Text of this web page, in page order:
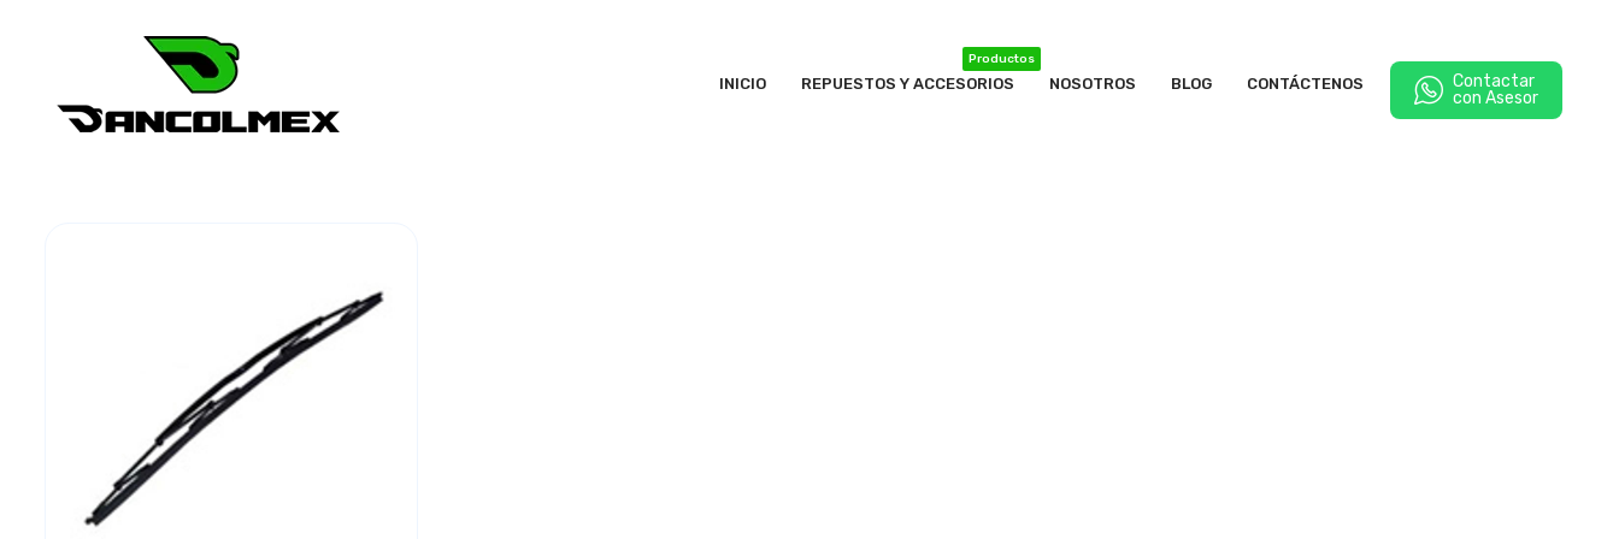
INICIO REPUESTOS Y ACCESORIOS
Productos
NOSOTROS BLOG CONTÁCTENOS
Contactar
con Asesor